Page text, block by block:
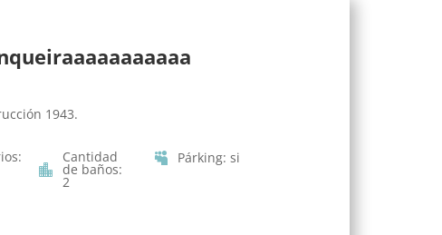
1943.
: Cantidad
de baños:
2
Párking:si